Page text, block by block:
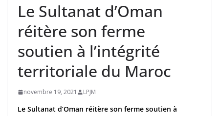
Le Sultanat d’Oman
réitère son ferme
soutien à l’intégrité
territoriale du Maroc
novembre 19, 2021 LPJM
Le Sultanat d’Oman réitère son ferme soutien à